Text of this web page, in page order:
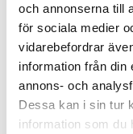
och annonserna till
för sociala medier
vidarebefordrar
information från din
annons- och
Dessa kan i sin tur
information som du
säker när du tex står i
och rör dig över en
eftersom detta
utifrån dina rörelser.
Max kroppsvikt: 140 kg
Anslutningar: 1